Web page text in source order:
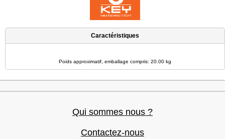
Caractéristiques
Poids approximatif, emballage compris: 20.00 kg
Qui sommes nous ?
Contactez-nous